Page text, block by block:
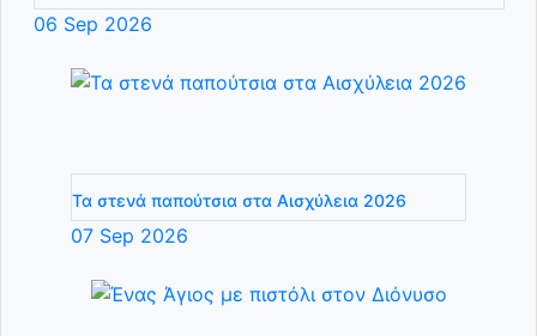
06 Sep 2026
Τα στενά παπούτσια στα Αισχύλεια 2026
07 Sep 2026